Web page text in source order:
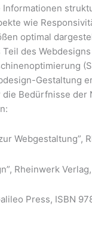
wie
optimal
des
Gestaltung
Bedürfnisse
Rheinwerk
Press, ISBN